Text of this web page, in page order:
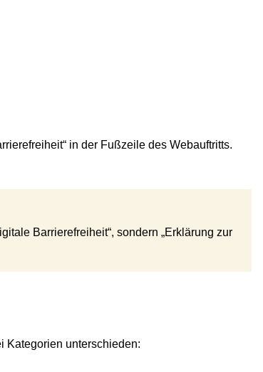
in der Fußzeile des Webauftritts.
Barrierefreiheit“, sondern „Erklärung zur
Kategorien unterschieden: